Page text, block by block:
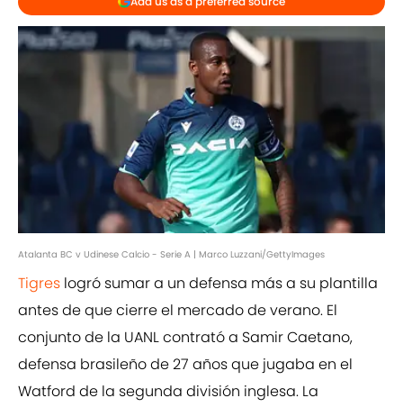
Atalanta BC v Udinese Calcio - Serie A | Marco Luzzani/GettyImages
Tigres logró sumar a un defensa más a su plantilla
antes de que cierre el mercado de verano. El
conjunto de la UANL contrató a Samir Caetano,
defensa brasileño de 27 años que jugaba en el
Watford de la segunda división inglesa. La